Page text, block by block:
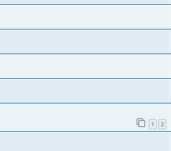
1 2